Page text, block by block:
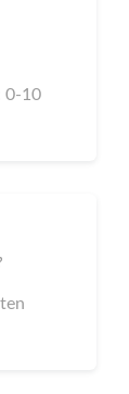
0-10